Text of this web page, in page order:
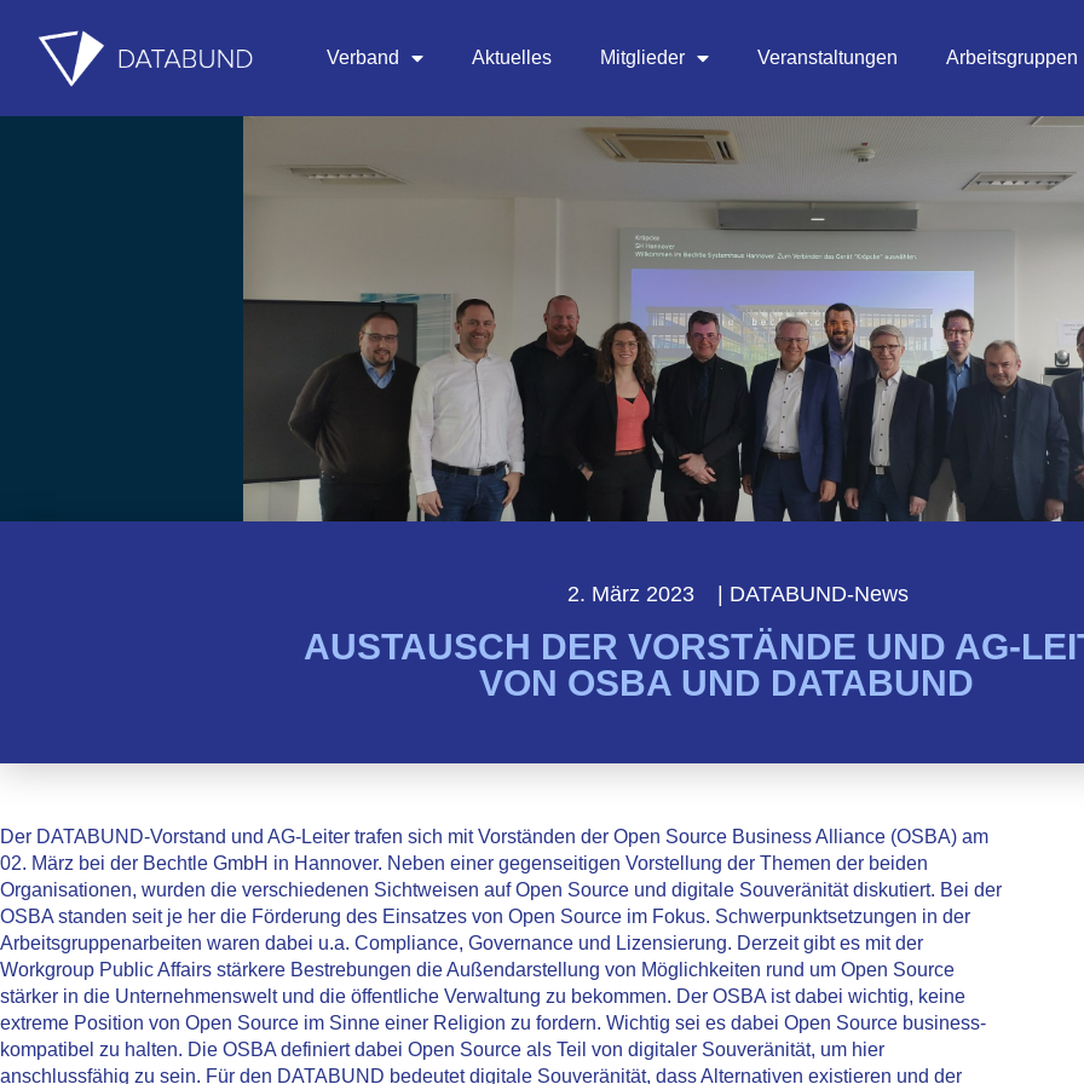
Verband Aktuelles Mitglieder Veranstaltungen Arbeitsgruppen
2. März 2023 DATABUND-News
AUSTAUSCH DER VORSTÄNDE UND AG-
VON OSBA UND DATABUND
Der DATABUND-Vorstand und AG-Leiter trafen sich mit Vorständen der Open Source Business Alliance (OSBA) am
02. März bei der Bechtle GmbH in Hannover. Neben einer gegenseitigen Vorstellung der Themen der beiden
Organisationen, wurden die verschiedenen Sichtweisen auf Open Source und digitale Souveränität diskutiert. Bei der
OSBA standen seit je her die Förderung des Einsatzes von Open Source im Fokus. Schwerpunktsetzungen in der
Arbeitsgruppenarbeiten waren dabei u.a. Compliance, Governance und Lizensierung. Derzeit gibt es mit der
Workgroup Public Affairs stärkere Bestrebungen die Außendarstellung von Möglichkeiten rund um Open Source
stärker in die Unternehmenswelt und die öffentliche Verwaltung zu bekommen. Der OSBA ist dabei wichtig, keine
extreme Position von Open Source im Sinne einer Religion zu fordern. Wichtig sei es dabei Open Source business-
kompatibel zu halten. Die OSBA definiert dabei Open Source als Teil von digitaler Souveränität, um hier
anschlussfähig zu sein. Für den DATABUND bedeutet digitale Souveränität, dass Alternativen existieren und der